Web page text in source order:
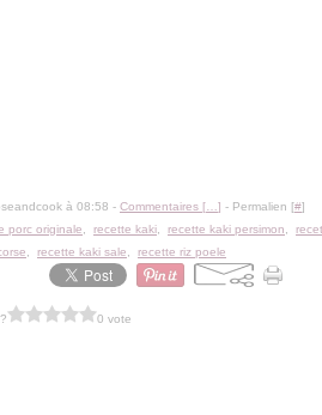
à 08:58 - Commentaires [ ] - Permalien [#]
porc originale recette kaki recette kaki persimon
recette kaki sale recette riz poele
0 vote